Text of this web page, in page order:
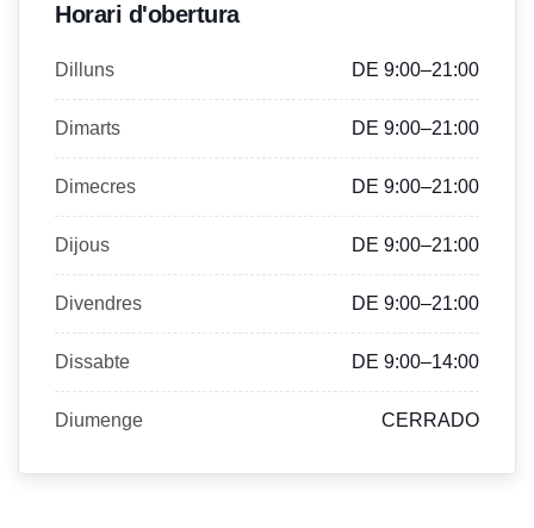
Horari d'obertura
Dilluns DE 9:00–21:00
Dimarts DE 9:00–21:00
Dimecres DE 9:00–21:00
Dijous DE 9:00–21:00
Divendres DE 9:00–21:00
Dissabte DE 9:00–14:00
Diumenge CERRADO